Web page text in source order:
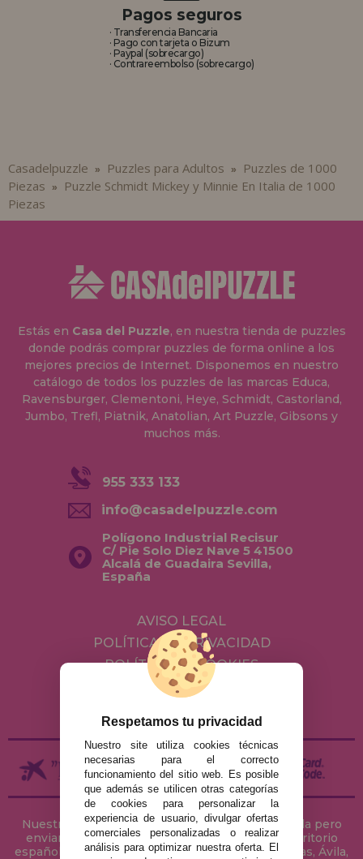
Pagos seguros
· Transferencia Bancaria
· Pago con tarjeta o Bizum
· Paypal (sobrecargo)
· Contrareembolso (sobrecargo)
Casadelpuzzle » Puzzles para Adultos »
Puzzles de 1000
Piezas »
Puzzle Schmidt Mickey y Minnie En Italia de 1000
Piezas
Estás en Casa del Puzzle, en nuestra tienda de puzzles
donde podrás comprar puzzles de forma online a los
mejores precios de Internet. Disponemos en nuestro
catálogo de todos los puzzles de las marcas Educa,
Ravensburger, Clementoni, Heye, Schmidt, Castorland,
Jumbo, Trefl, Piatnik, Anatolian, Art Puzzle, Gibsons y
muchos más.
955 333 133
info@casadelpuzzle.com
Polígono Industrial Recisur
C/ Pie Solo Diez Nave 5 41500
Alcalá de Guadaira Sevilla,
España
AVISO LEGAL
POLÍTICA DE PRIVACIDAD
POLÍTICA DE COOKIES
ENVÍOS Y DEVOLUCIONES
Nuestra tienda de puzzles está ubicada en Sevilla pero
enviamos tus puzzles a cualquier ciudad del territorio
español: Álava, Albacete, Alicante, Almería, Asturias, Ávila,
Respetamos tu privacidad
Nuestro site utiliza cookies técnicas
necesarias para el correcto
funcionamiento del sitio web. Es posible
que además se utilicen otras categorías
de cookies para personalizar la
experiencia de usuario, divulgar ofertas
comerciales personalizadas o realizar
análisis para optimizar nuestra oferta. El